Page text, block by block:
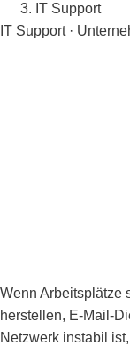
IT Support
IT Support ·
Wenn Arbeitsplätze
herstellen, E-Mail-
Netzwerk instabil